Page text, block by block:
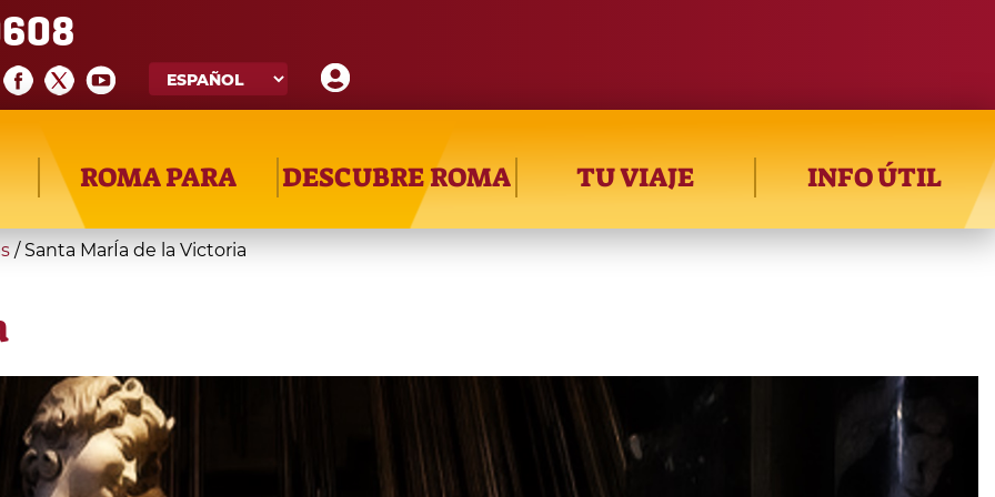
ROMA PARA DESCUBRE ROMA TU VIAJE INFO ÚTIL
/ Santa MarÍa de la Victoria